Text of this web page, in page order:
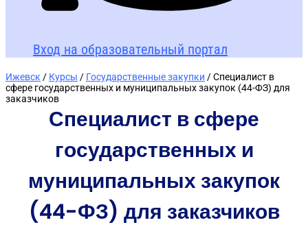
Вход на образовательный портал
Ижевск / Курсы / Государственные закупки / Специалист в
сфере государственных и муниципальных закупок (44-ФЗ) для
заказчиков
Специалист в сфере
государственных и
муниципальных закупок
(44-ФЗ) для заказчиков